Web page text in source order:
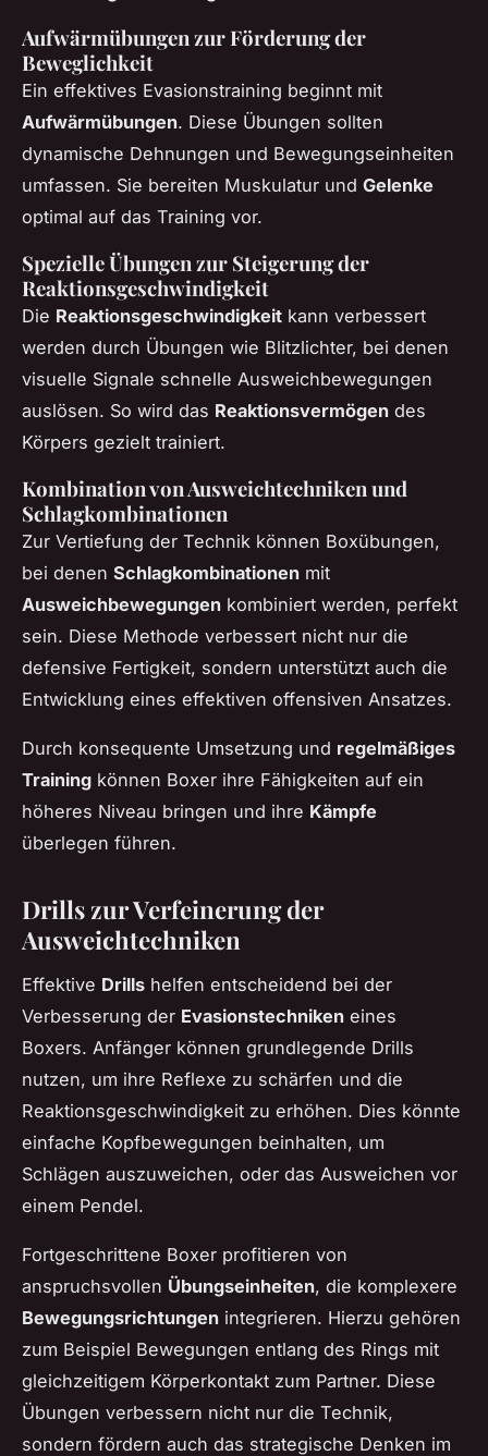
Aufwärmübungen zur Förderung der
Beweglichkeit
Ein effektives Evasionstraining beginnt mit
Aufwärmübungen. Diese Übungen sollten
dynamische Dehnungen und Bewegungseinheiten
umfassen. Sie bereiten Muskulatur und Gelenke
optimal auf das Training vor.
Spezielle Übungen zur Steigerung der
Reaktionsgeschwindigkeit
Die Reaktionsgeschwindigkeit kann verbessert
werden durch Übungen wie Blitzlichter, bei denen
visuelle Signale schnelle Ausweichbewegungen
auslösen. So wird das Reaktionsvermögen des
Körpers gezielt trainiert.
Kombination von Ausweichtechniken und
Schlagkombinationen
Zur Vertiefung der Technik können Boxübungen,
bei denen Schlagkombinationen mit
Ausweichbewegungen kombiniert werden, perfekt
sein. Diese Methode verbessert nicht nur die
defensive Fertigkeit, sondern unterstützt auch die
Entwicklung eines effektiven offensiven Ansatzes.
Durch konsequente Umsetzung und regelmäßiges
Training können Boxer ihre Fähigkeiten auf ein
höheres Niveau bringen und ihre Kämpfe
überlegen führen.
Drills zur Verfeinerung der
Ausweichtechniken
Effektive Drills helfen entscheidend bei der
Verbesserung der Evasionstechniken eines
Boxers. Anfänger können grundlegende Drills
nutzen, um ihre Reflexe zu schärfen und die
Reaktionsgeschwindigkeit zu erhöhen. Dies könnte
einfache Kopfbewegungen beinhalten, um
Schlägen auszuweichen, oder das Ausweichen vor
einem Pendel.
Fortgeschrittene Boxer profitieren von
anspruchsvollen Übungseinheiten, die komplexere
Bewegungsrichtungen integrieren. Hierzu gehören
zum Beispiel Bewegungen entlang des Rings mit
gleichzeitigem Körperkontakt zum Partner. Diese
Übungen verbessern nicht nur die Technik,
sondern fördern auch das strategische Denken im